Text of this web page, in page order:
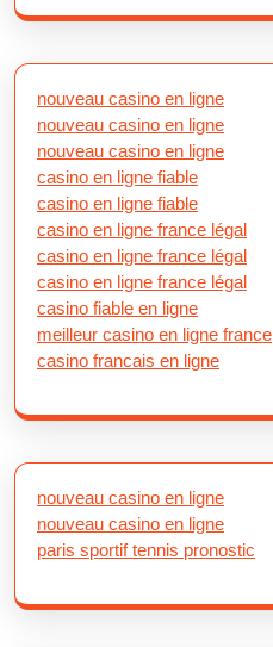
nouveau casino en ligne
nouveau casino en ligne
nouveau casino en ligne
casino en ligne fiable
casino en ligne fiable
casino en ligne france légal
casino en ligne france légal
casino en ligne france légal
casino fiable en ligne
meilleur casino en ligne france
casino francais en ligne
nouveau casino en ligne
nouveau casino en ligne
paris sportif tennis pronostic